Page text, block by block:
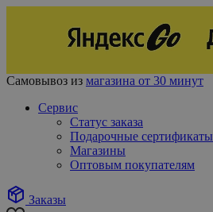
Самовывоз из магазина от 30 минут
Сервис
Статус заказа
Подарочные сертификаты
Магазины
Оптовым покупателям
Заказы